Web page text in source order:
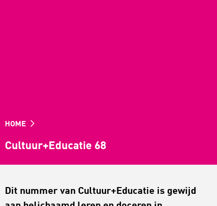
HOME
Cultuur+Educatie 68
Dit nummer van Cultuur+Educatie is gewijd